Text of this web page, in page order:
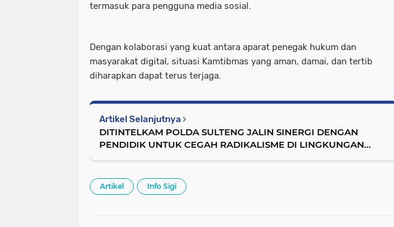
termasuk para pengguna media sosial.
Dengan kolaborasi yang kuat antara aparat penegak hukum dan
masyarakat digital, situasi Kamtibmas yang aman, damai, dan tertib
diharapkan dapat terus terjaga.
Artikel Selanjutnya
DITINTELKAM POLDA SULTENG JALIN SINERGI DENGAN
PENDIDIK UNTUK CEGAH RADIKALISME DI LINGKUNGAN
Artikel Info Sigi